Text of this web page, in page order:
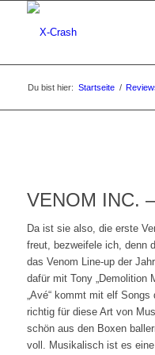
Du bist hier: Startseite /
VENOM INC.
Da ist sie also, die erste
freut, bezweifele ich, denn
das Venom Line-up der
dafür mit Tony „Demolition
„Avé“ kommt mit elf
richtig für diese Art von
schön aus den Boxen
voll. Musikalisch ist es eine